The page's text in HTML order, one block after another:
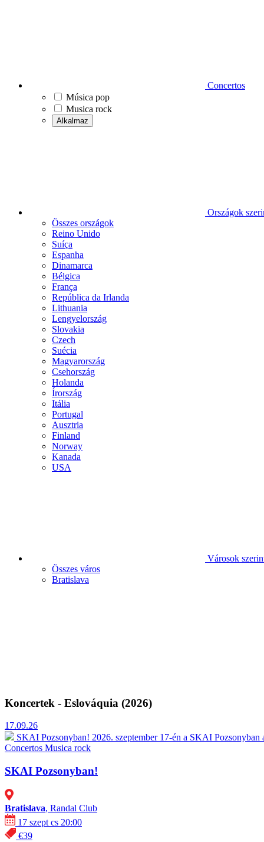
Concertos
Música pop
Musica rock
Alkalmaz
Országok
Összes országok
Reino Unido
Suíça
Espanha
Dinamarca
Bélgica
França
República da Irlanda
Lithuania
Lengyelország
Slovakia
Czech
Suécia
Magyarország
Csehország
Holanda
Írország
Itália
Portugal
Ausztria
Finland
Norway
Kanada
USA
Városok
Összes város
Bratislava
Koncertek - Eslováquia (2026)
17.09.26
SKAI Pozsonyban! 2026. szeptember 17-én a SKAI
Concertos Musica rock
SKAI Pozsonyban!
Bratislava, Randal Club
17 szept cs 20:00
€39